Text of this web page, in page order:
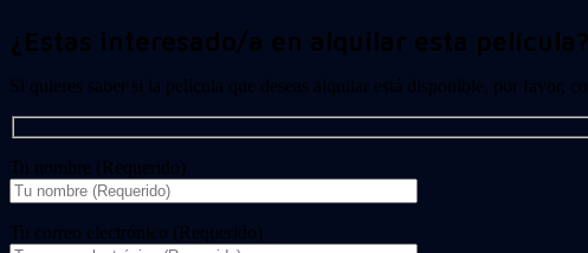
¿Estas interesado/a en alquilar esta película?
Si quieres saber si la película que deseas alquilar está disponible, por favor,
Tu nombre (Requerido)
Tu correo electrónico (Requerido)